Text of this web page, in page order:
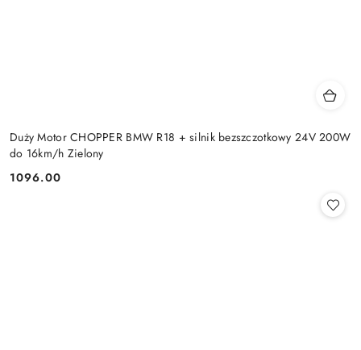
Duży Motor CHOPPER BMW R18 + silnik bezszczotkowy 24V 200W
do 16km/h Zielony
Cena:
1096.00